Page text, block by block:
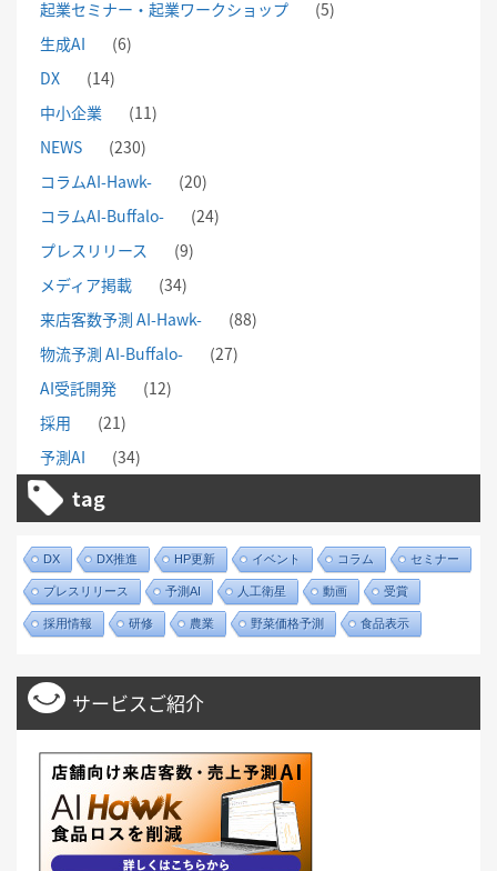
起業セミナー・起業ワークショップ
(5)
生成AI
(6)
DX
(14)
中小企業
(11)
NEWS
(230)
コラムAI-Hawk-
(20)
コラムAI-Buffalo-
(24)
プレスリリース
(9)
メディア掲載
(34)
来店客数予測 AI-Hawk-
(88)
物流予測 AI-Buffalo-
(27)
AI受託開発
(12)
採用
(21)
予測AI
(34)
tag
DX DX推進 HP更新 イベント コラム セミナー
プレスリリース 予測AI 人工衛星 動画 受賞
採用情報 研修 農業 野菜価格予測 食品表示
サービスご紹介